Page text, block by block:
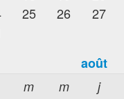
25 26 27
août
m m j